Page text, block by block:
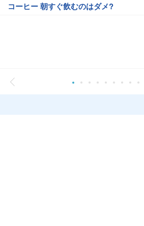
コーヒー 朝すぐ飲むのはダメ?